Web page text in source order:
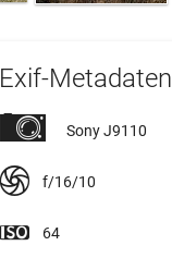
Exif-Metadaten
Sony J9110
f/16/10
64